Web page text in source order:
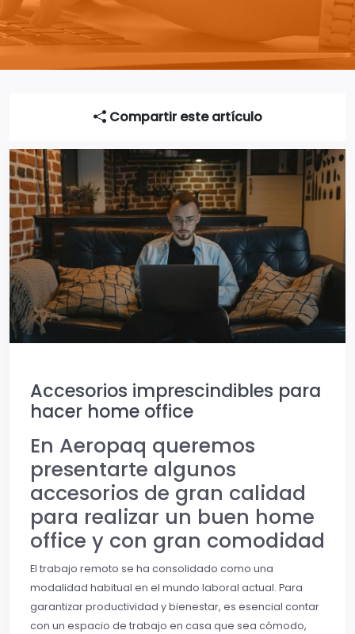
Compartir este artículo
Accesorios imprescindibles para
hacer home office
En Aeropaq queremos
presentarte algunos
accesorios de gran calidad
para realizar un buen home
office y con gran comodidad
El trabajo remoto se ha consolidado como una
modalidad habitual en el mundo laboral actual. Para
garantizar productividad y bienestar, es esencial contar
con un espacio de trabajo en casa que sea cómodo,